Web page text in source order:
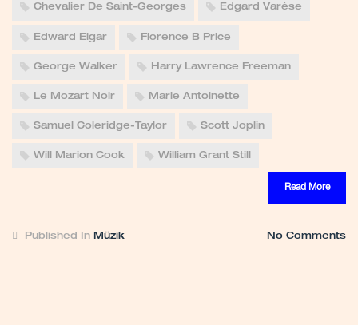
Chevalier De Saint-Georges Edgard Varèse
Edward Elgar Florence B Price
George Walker Harry Lawrence Freeman
Le Mozart Noir Marie Antoinette
Samuel Coleridge-Taylor Scott Joplin
Will Marion Cook William Grant Still
Read More
Published In Müzik No Comments